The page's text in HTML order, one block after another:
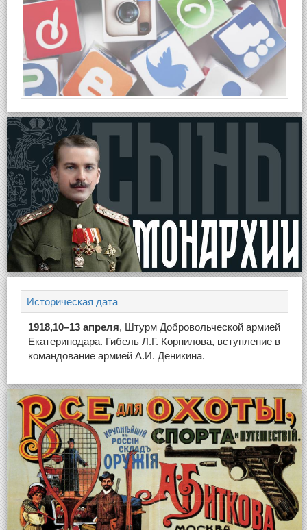
Историческая дата
1918,10–13 апреля, Штурм Добровольческой армией
Екатеринодара. Гибель Л.Г. Корнилова, вступление в
командование армией А.И. Деникина.